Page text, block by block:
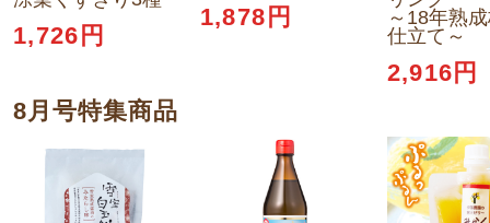
1,726円
1,878円
～18年熟
仕立て～
2,916円
8月号特集商品